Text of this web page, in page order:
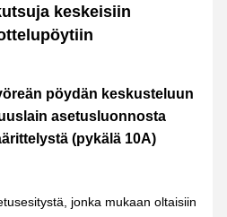
keskeisiin
pöydän keskusteluun
asetusluonnosta
(pykälä 10A)
jonka mukaan oltaisiin